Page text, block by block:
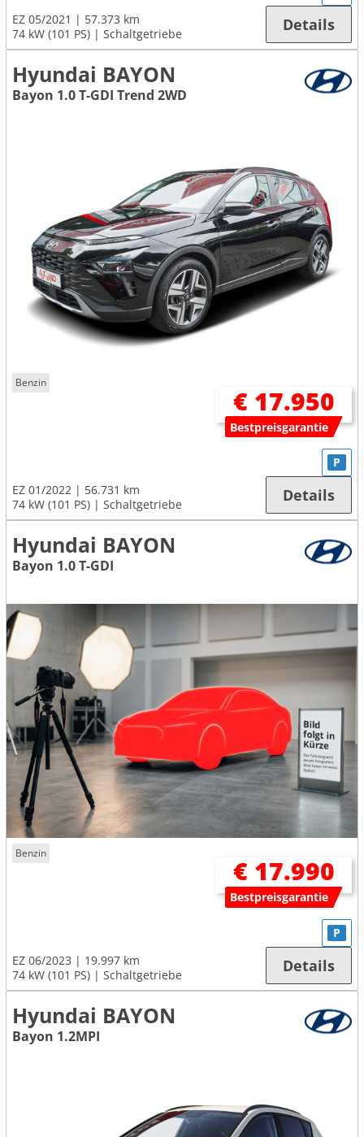
EZ 05/2021
57.373 km
74 kW (101 PS)
Schaltgetriebe Details
Hyundai BAYON
Bayon 1.0 T-GDI Trend 2WD
Benzin
€ 17.950
Bestpreisgarantie
EZ 01/2022
56.731 km
74 kW (101 PS)
Schaltgetriebe
P
Details
Hyundai BAYON
Bayon 1.0 T-GDI
Benzin
€ 17.990
Bestpreisgarantie
EZ 06/2023
19.997 km
74 kW (101 PS)
Schaltgetriebe
P
Details
Hyundai BAYON
Bayon 1.2MPI